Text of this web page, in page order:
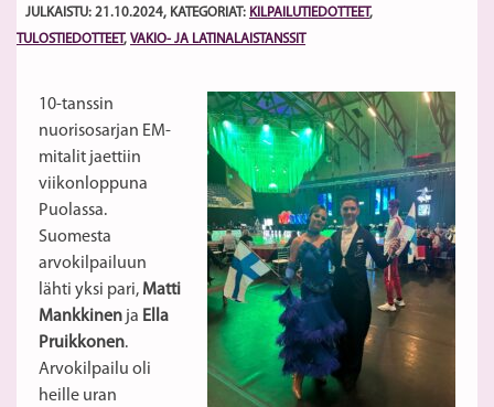
JULKAISTU: 21.10.2024, KATEGORIAT: KILPAILUTIEDOTTEET ,
TULOSTIEDOTTEET , VAKIO- JA LATINALAISTANSSIT
10-tanssin
nuorisosarjan EM-
mitalit jaettiin
viikonloppuna
Puolassa.
Suomesta
arvokilpailuun
lähti yksi pari, Matti
Mankkinen ja Ella
Pruikkonen.
Arvokilpailu oli
heille uran